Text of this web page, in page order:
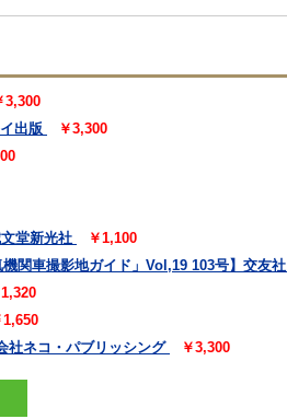
3,300
出版
￥3,300
堂新光社
￥1,100
関車撮影地ガイド」Vol,19 103号】交友社
1,320
1,650
社ネコ・パブリッシング
￥3,300